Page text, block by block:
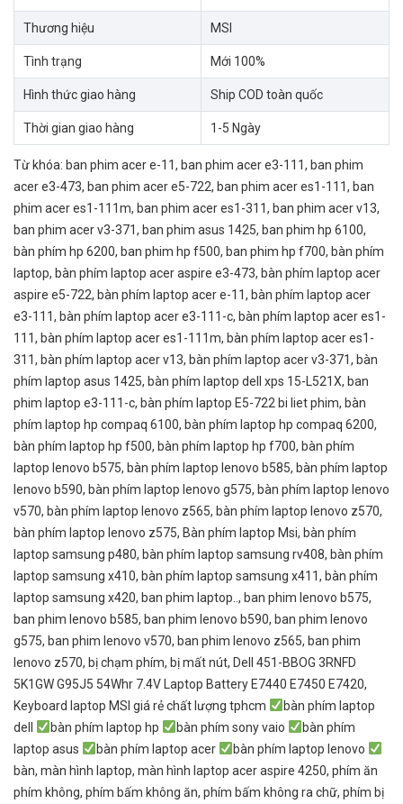
Thương hiệu MSI
Tình trạng Mới 100%
Hình thức giao hàng Ship COD toàn quốc
Thời gian giao hàng 1-5 Ngày
Từ khóa: ban phim acer e-11, ban phim acer e3-111, ban phim
acer e3-473, ban phim acer e5-722, ban phim acer es1-111, ban
phim acer es1-111m, ban phim acer es1-311, ban phim acer v13,
ban phim acer v3-371, ban phim asus 1425, ban phim hp 6100,
bàn phím hp 6200, ban phim hp f500, ban phim hp f700, bàn phím
laptop, bàn phím laptop acer aspire e3-473, bàn phím laptop acer
aspire e5-722, bàn phím laptop acer e-11, bàn phím laptop acer
e3-111, bàn phím laptop acer e3-111-c, bàn phím laptop acer es1-
111, bàn phím laptop acer es1-111m, bàn phím laptop acer es1-
311, bàn phím laptop acer v13, bàn phím laptop acer v3-371, bàn
phím laptop asus 1425, bàn phím laptop dell xps 15-L521X, ban
phim laptop e3-111-c, bàn phím laptop E5-722 bi liet phim, bàn
phím laptop hp compaq 6100, bàn phím laptop hp compaq 6200,
bàn phím laptop hp f500, bàn phím laptop hp f700, bàn phím
laptop lenovo b575, bàn phím laptop lenovo b585, bàn phím laptop
lenovo b590, bàn phím laptop lenovo g575, bàn phím laptop lenovo
v570, bàn phím laptop lenovo z565, bàn phím laptop lenovo z570,
bàn phím laptop lenovo z575, Bàn phím laptop Msi, bàn phím
laptop samsung p480, bàn phím laptop samsung rv408, bàn phím
laptop samsung x410, bàn phím laptop samsung x411, bàn phím
laptop samsung x420, ban phim laptop.. , ban phim lenovo b575,
ban phim lenovo b585, ban phim lenovo b590, ban phim lenovo
g575, ban phim lenovo v570, ban phim lenovo z565, ban phim
lenovo z570, bị chạm phím, bị mất nút, Dell 451-BBOG 3RNFD
5K1GW G95J5 54Whr 7.4V Laptop Battery E7440 E7450 E7420,
Keyboard laptop MSI giá rẻ chất lượng tphcm
bàn phím laptop
dell
bàn phím laptop hp bàn phím sony vaio
bàn phím
laptop asus
bàn phím laptop acer
bàn phím laptop lenovo
bàn, màn hình laptop, màn hình laptop acer aspire 4250, phím ăn
phím không, phím bấm không ăn, phím bấm không ra chữ, phím bị